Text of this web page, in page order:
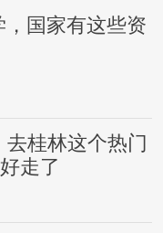
国家有这些资
桂林这个热门
走了